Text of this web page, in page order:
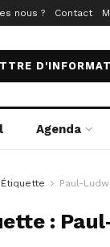
nous ? Contact
Agenda
Étiquette Paul-
: